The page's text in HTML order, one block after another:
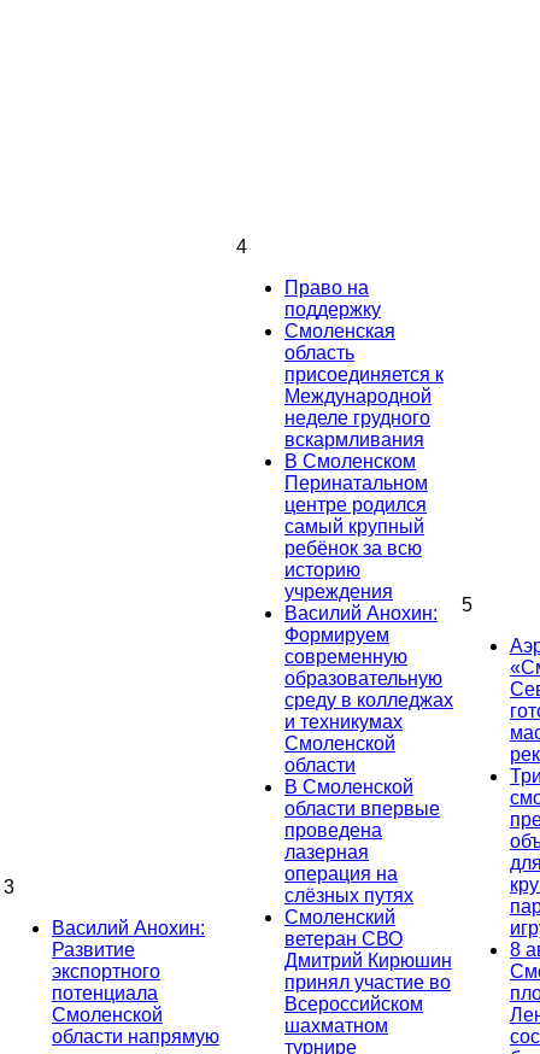
3
Василий Анохин:
Развитие
экспортного
потенциала
Смоленской
области напрямую
4
Право на
поддержку
Смоленская
область
присоединяется к
Международной
неделе грудного
вскармливания
В Смоленском
Перинатальном
центре родился
самый крупный
ребёнок за всю
историю
учреждения
Василий Анохин:
Формируем
современную
образовательную
среду в колледжах
и техникумах
Смоленской
области
В Смоленской
области впервые
проведена
лазерная
операция на
слёзных путях
Смоленский
ветеран СВО
Дмитрий Кирюшин
принял участие во
Всероссийском
шахматном
турнире
5
8